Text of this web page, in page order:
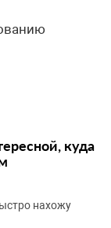
куда
нахожу